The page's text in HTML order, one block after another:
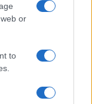
or
to